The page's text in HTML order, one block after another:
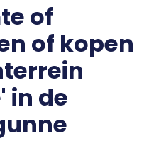
of
of kopen
in de